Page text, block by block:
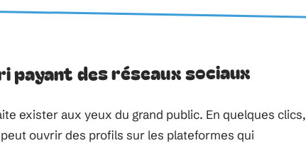
payant des réseaux sociaux
exister aux yeux du grand public. En quelques clics,
ouvrir des profils sur les plateformes qui